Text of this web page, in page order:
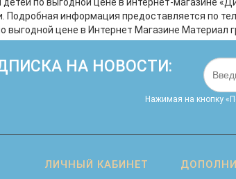
на гриф – липа Цвет –
VINS-10SLD - укулел..
Подробная информация предоставляется по
выгодной цене в Интернет Магазине
НА НОВОСТИ:
Нажимая на кнопку
ЛИЧНЫЙ КАБИНЕТ